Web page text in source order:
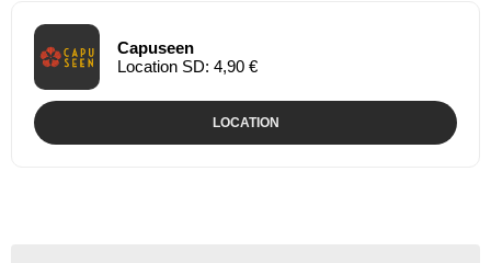
Capuseen
Location SD: 4,90 €
LOCATION